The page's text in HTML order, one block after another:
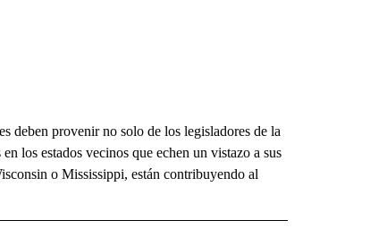
deben provenir no solo de los legisladores de la
los estados vecinos que echen un vistazo a sus
o Mississippi, están contribuyendo al